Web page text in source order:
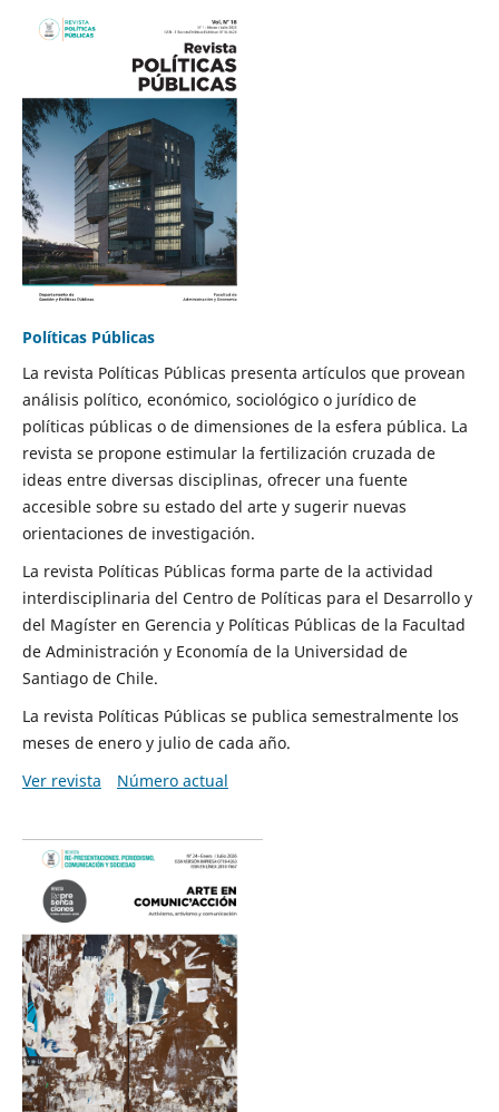
Políticas Públicas
La revista Políticas Públicas presenta artículos que provean
análisis político, económico, sociológico o jurídico de
políticas públicas o de dimensiones de la esfera pública. La
revista se propone estimular la fertilización cruzada de
ideas entre diversas disciplinas, ofrecer una fuente
accesible sobre su estado del arte y sugerir nuevas
orientaciones de investigación.
La revista Políticas Públicas forma parte de la actividad
interdisciplinaria del Centro de Políticas para el Desarrollo y
del Magíster en Gerencia y Políticas Públicas de la Facultad
de Administración y Economía de la Universidad de
Santiago de Chile.
La revista Políticas Públicas se publica semestralmente los
meses de enero y julio de cada año.
Ver revista
Número actual